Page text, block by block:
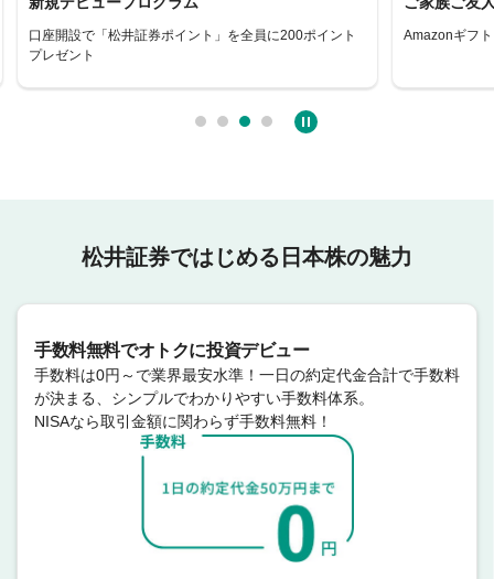
口座開設で「松井証券ポイント」を全員に200ポイント
プレゼント
Amazonギフ
松井証券ではじめる日本株の魅力
手数料無料でオトクに投資デビュー
手数料は0円～で業界最安水準！一日の約定代金合計で手数料
が決まる、シンプルでわかりやすい手数料体系。
NISAなら取引金額に関わらず手数料無料！